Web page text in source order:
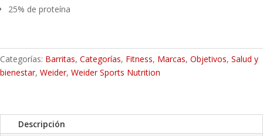
25% de proteína
Categorías: Barritas, Categorías, Fitness, Marcas, Objetivos, Salud y
bienestar, Weider, Weider Sports Nutrition
Descripción